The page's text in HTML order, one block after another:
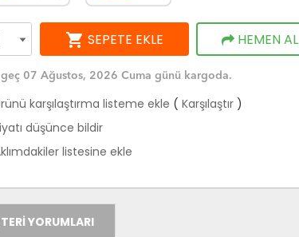
shopping_cart SEPETE EKLE HEMEN AL
geç 07 Ağustos, 2026 Cuma günü kargoda.
karşılaştırma listeme ekle ( Karşılaştır)
düşünce bildir
listesine ekle
YORUMLARI